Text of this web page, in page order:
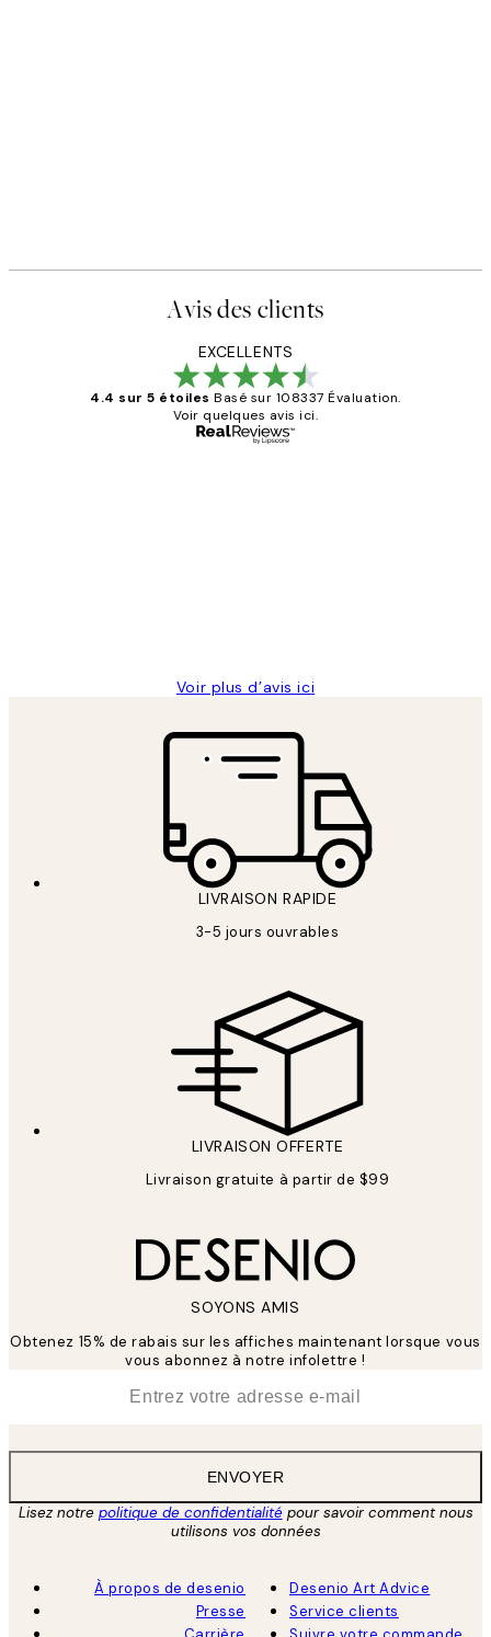
Avis des clients
EXCELLENTS
4.4 sur 5 étoiles Basé sur 108337 Évaluation.
Voir quelques avis ici.
Voir plus d’avis ici
LIVRAISON RAPIDE
3-5 jours ouvrables
LIVRAISON OFFERTE
Livraison gratuite à partir de $99
SOYONS AMIS
Obtenez 15% de rabais sur les affiches maintenant lorsque vous
vous abonnez à notre infolettre !
ENVOYER
Lisez notre politique de confidentialitépour savoir comment nous
utilisons vos données
À propos de desenio
Presse
Desenio Art Advice
Service clients